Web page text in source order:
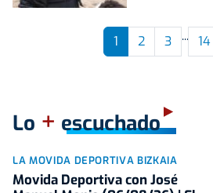
1 2 3 ... 14
Lo + escuchado
LA MOVIDA DEPORTIVA BIZKAIA
Movida Deportiva con José